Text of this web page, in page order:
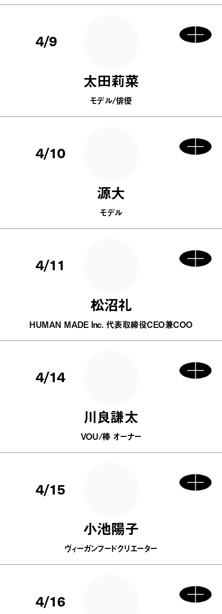
4/9
太田莉菜
モデル/俳優
4/10
源大
モデル
4/11
松沼礼
HUMAN MADE Inc. 代表取締役CEO兼COO
4/14
川良謙太
VOU/棒 オーナー
4/15
小池陽子
ヴィーガンフードクリエーター
4/16